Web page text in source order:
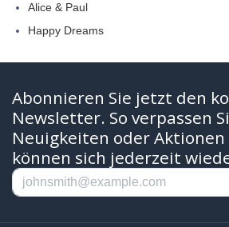
Alice & Paul
Happy Dreams
Abonnieren Sie jetzt den
Newsletter. So verpassen
Neuigkeiten oder Aktionen
können sich jederzeit